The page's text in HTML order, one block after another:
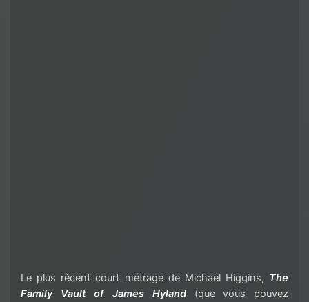
Le plus récent court métrage de Michael Higgins, The
Family Vault of James Hyland(que vous pouvez